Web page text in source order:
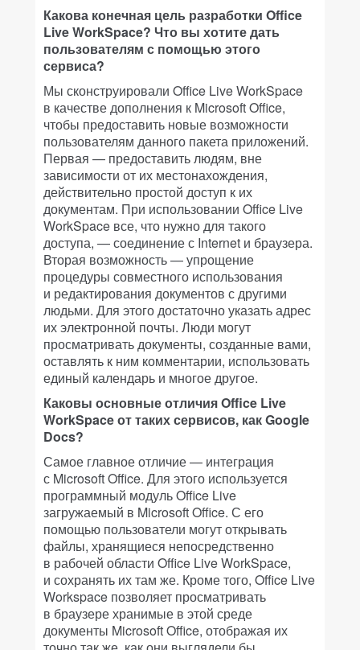
Какова конечная цель разработки Office
Live WorkSpace? Что вы хотите дать
пользователям с помощью этого
сервиса?
Мы сконструировали Office Live WorkSpace
в качестве дополнения к Microsoft Office,
чтобы предоставить новые возможности
пользователям данного пакета приложений.
Первая — предоставить людям, вне
зависимости от их местонахождения,
действительно простой доступ к их
документам. При использовании Office Live
WorkSpace все, что нужно для такого
доступа, — соединение с Internet и браузера.
Вторая возможность — упрощение
процедуры совместного использования
и редактирования документов с другими
людьми. Для этого достаточно указать адрес
их электронной почты. Люди могут
просматривать документы, созданные вами,
оставлять к ним комментарии, использовать
единый календарь и многое другое.
Каковы основные отличия Office Live
WorkSpace от таких сервисов, как Google
Docs?
Самое главное отличие — интеграция
с Microsoft Office. Для этого используется
программный модуль Office Live
загружаемый в Microsoft Office. С его
помощью пользователи могут открывать
файлы, хранящиеся непосредственно
в рабочей области Office Live WorkSpace,
и сохранять их там же. Кроме того, Office Live
Workspace позволяет просматривать
в браузере хранимые в этой среде
документы Microsoft Office, отображая их